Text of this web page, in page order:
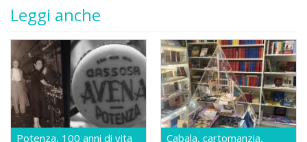
Leggi anche
Potenza, 100 anni di vita
Cabala, cartomanzia,